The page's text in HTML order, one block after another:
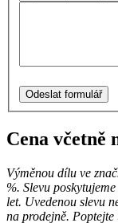
Odeslat formulář
Cena včetně
Výměnou dílu ve
%. Slevu
let. Uvedenou slevu
na prodejně.